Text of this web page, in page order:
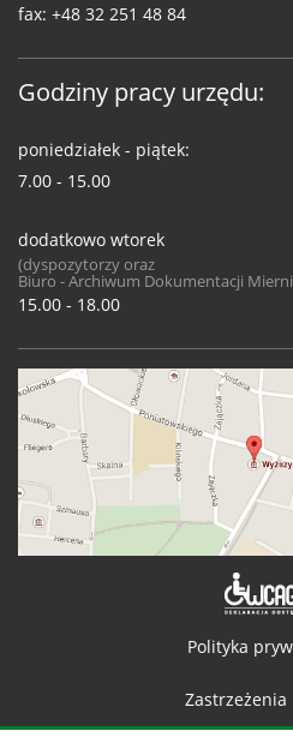
fax: +48 32 251 48 84
Godziny pracy urzędu:
poniedziałek - piątek:
7.00 - 15.00
dodatkowo wtorek
(dyspozytorzy oraz
Biuro - Archiwum Dokumentacji
15.00 - 18.00
Polityka